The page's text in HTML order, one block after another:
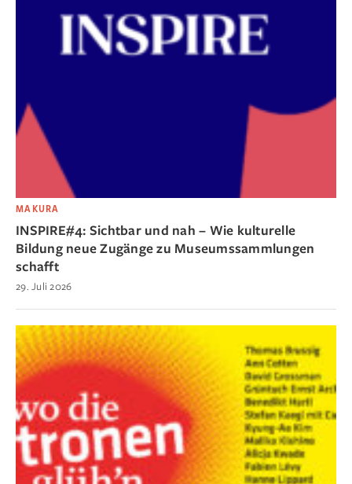
MAKURA
INSPIRE#4: Sichtbar und nah – Wie kulturelle
Bildung neue Zugänge zu Museumssammlungen
schafft
29. Juli 2026